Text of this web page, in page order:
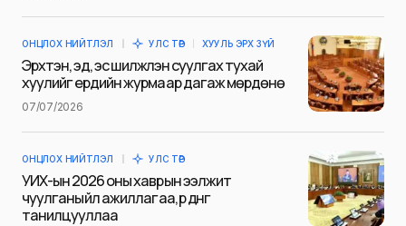
Сэтгэгдэл*
ОНЦЛОХ НИЙТЛЭЛ УЛС ТӨР ХУУЛЬ ЭРХ ЗҮЙ
Эрхтэн, эд, эс шилжүүлэн суулгах тухай
хуулийг ердийн журмаар дагаж мөрдөнө
07/07/2026
ОНЦЛОХ НИЙТЛЭЛ УЛС ТӨР
УИХ-ын 2026 оны хаврын ээлжит
чуулганы үйл ажиллагаа, үр дүнг
танилцууллаа